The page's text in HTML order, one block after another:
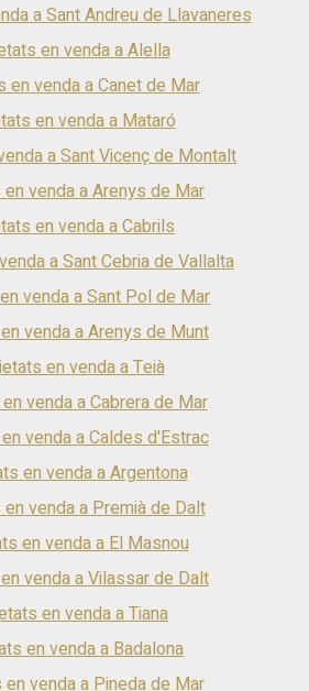
a Sant Andreu de Llavaneres
en venda a Alella
en venda a Canet de Mar
en venda a Mataró
a Sant Vicenç de Montalt
venda a Arenys de Mar
en venda a Cabrils
a Sant Cebria de Vallalta
venda a Sant Pol de Mar
venda a Arenys de Munt
en venda a Teià
venda a Cabrera de Mar
venda a Caldes d'Estrac
en venda a Argentona
venda a Premià de Dalt
en venda a El Masnou
venda a Vilassar de Dalt
en venda a Tiana
en venda a Badalona
venda a Pineda de Mar